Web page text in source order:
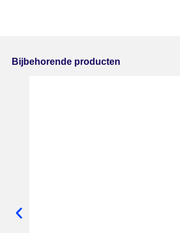
Bijbehorende producten